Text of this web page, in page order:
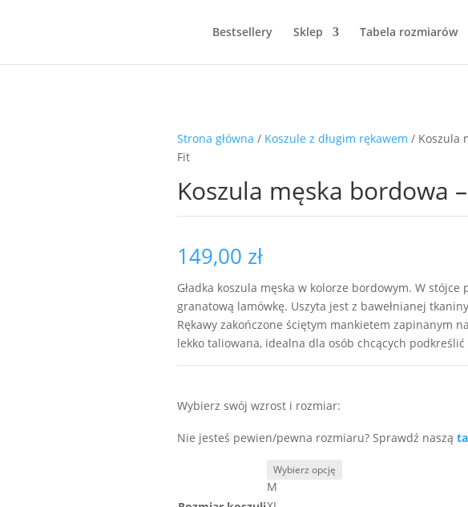
Bestsellery Sklep Tabela rozmiarów
Strona główna / Koszule z długim rękawem / Koszula
Fit
Koszula męska bordowa
149,00 zł
Gładka koszula męska w kolorze bordowym. W stójce
granatową lamówkę. Uszyta jest z bawełnianej
Rękawy zakończone ściętym mankietem zapinanym
lekko taliowana, idealna dla osób chcących
Wybierz swój wzrost i rozmiar:
Nie jesteś pewien/pewna rozmiaru? Sprawdź naszą
M